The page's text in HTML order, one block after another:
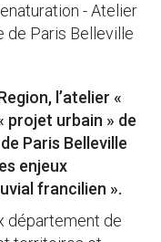
- Atelier
de Paris Belleville
l’atelier «
projet urbain » de
Paris Belleville
enjeux
francilien ».
département de